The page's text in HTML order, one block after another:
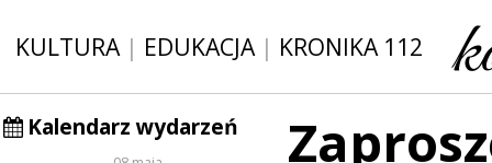
KULTURA| EDUKACJA| KRONIKA 112
Kalendarz wydarzeń